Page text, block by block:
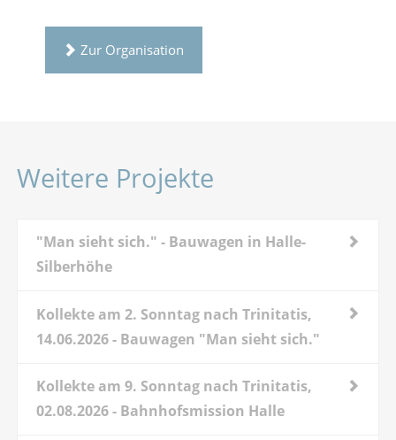
Zur Organisation
Weitere Projekte
"Man sieht sich." - Bauwagen in Halle-
Silberhöhe
Kollekte am 2. Sonntag nach Trinitatis,
14.06.2026 - Bauwagen "Man sieht sich."
Kollekte am 9. Sonntag nach Trinitatis,
02.08.2026 - Bahnhofsmission Halle